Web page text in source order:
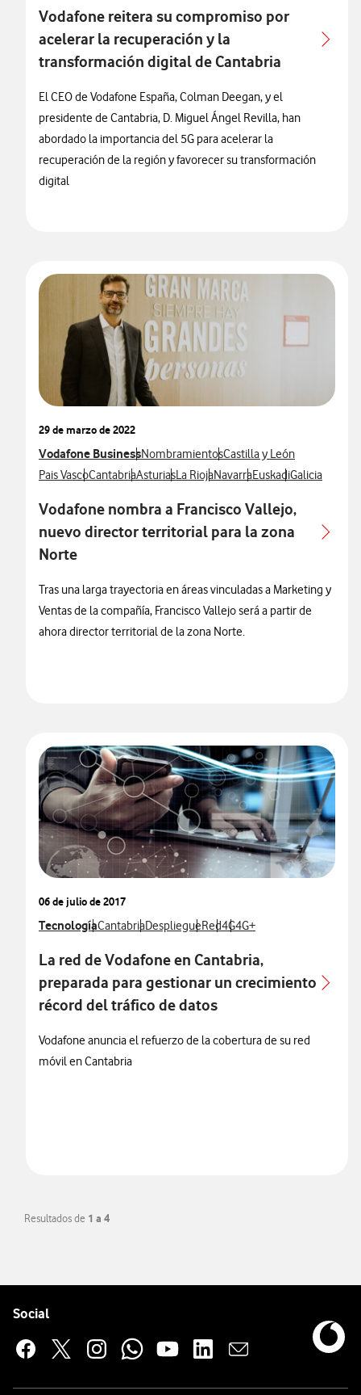
Vodafone reitera su compromiso por
acelerar la recuperación y la
transformación digital de Cantabria
El CEO de Vodafone España, Colman Deegan, y el
presidente de Cantabria, D. Miguel Ángel Revilla, han
abordado la importancia del 5G para acelerar la
recuperación de la región y favorecer su transformación
digital
29 de marzo de 2022
Ver más notas de prensa relacionados con
Vodafone BusinessVer más notas de prensa relacionados con
NombramientosVer más notas de prensa
Castilla y León
Ver más notas de prensa relacionados con
Pais VascoVer más notas de prensa relacionados con
CantabriaVer más notas de prensa relacionados con
AsturiasVer más notas de prensa
La RiojaVer más notas de prensa
NavarraVer más notas de
EuskadiVer más
Galicia
Vodafone nombra a Francisco Vallejo,
nuevo director territorial para la zona
Norte
Tras una larga trayectoria en áreas vinculadas a Marketing y
Ventas de la compañía, Francisco Vallejo será a partir de
ahora director territorial de la zona Norte.
06 de julio de 2017
Ver más notas de prensa relacionados con
TecnologíaVer más notas de prensa relacionados con
CantabriaVer más notas de prensa relacionados con
DespliegueVer más notas de prensa
RedVer más notas de prensa
4GVer más notas de prensa
4G+
La red de Vodafone en Cantabria,
preparada para gestionar un crecimiento
récord del tráfico de datos
Vodafone anuncia el refuerzo de la cobertura de su red
móvil en Cantabria
Resultados de 1 a 4
Social